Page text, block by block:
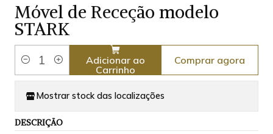
Móvel de Receção modelo
STARK
Quantidade
Adicionar ao
Carrinho
Comprar agora
Mostrar stock das localizações
DESCRIÇÃO